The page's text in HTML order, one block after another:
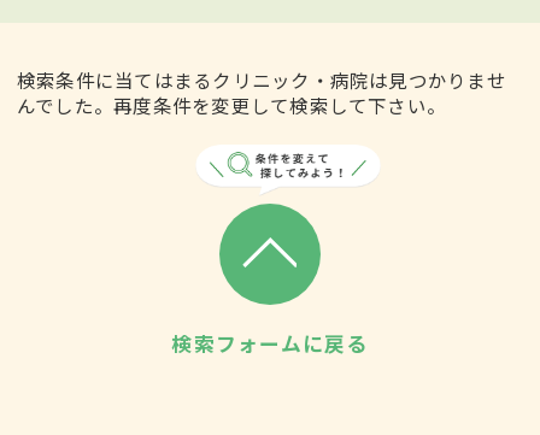
検索条件に当てはまるクリニック・病院は見つかりませ
んでした。再度条件を変更して検索して下さい。
検索フォームに戻る